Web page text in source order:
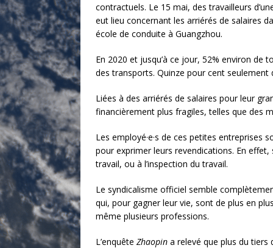
contractuels. Le 15 mai, des travailleurs
eut lieu concernant les arriérés de salaires
école de conduite à Guangzhou.
En 2020 et jusqu’à ce jour, 52% environ de
des transports. Quinze pour cent
Liées à des arriérés de salaires pour leur
financièrement plus fragiles, telles que des
Les employé·e·s de ces petites entreprises
pour exprimer leurs revendications. En
travail, ou à l’inspection du travail.
Le syndicalisme officiel semble
qui, pour gagner leur vie, sont de plus en
même plusieurs professions.
L’enquête Zhaopin a relevé que plus du tiers